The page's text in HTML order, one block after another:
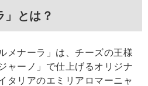
」とは？
メナーラ」は、チーズの王様
ャーノ」で仕上げるオリジナ
タリアのエミリアロマーニャ